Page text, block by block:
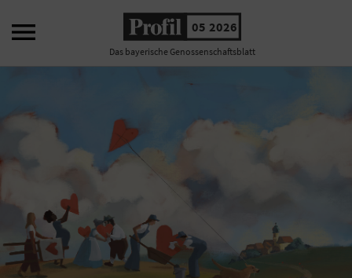
 05 2026
Das bayerische Genossenschaftsblatt